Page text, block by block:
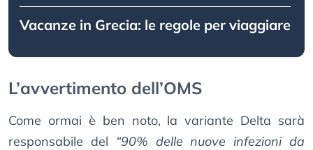
Vacanze in Grecia: le regole per viaggiare
L’avvertimento dell’OMS
Come ormai è ben noto, la variante Delta sarà
responsabile del
“90% delle nuove infezioni da